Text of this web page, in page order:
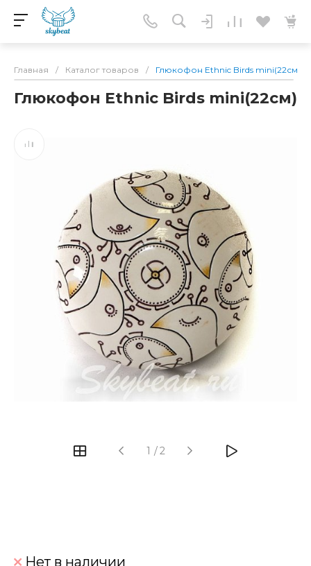
Главная / Каталог товаров / Глюкофон Ethnic Birds mini(22см)
Глюкофон Ethnic Birds mini(22см)
1 /2
Нет в наличии